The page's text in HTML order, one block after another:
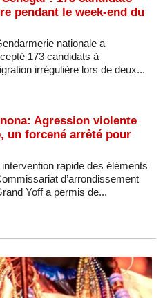
pendant le week-end du
nationale a
173 candidats à
irrégulière lors de deux...
Agression violente
un forcené arrêté pour
intervention rapide des éléments
d’arrondissement
Yoff a permis de...